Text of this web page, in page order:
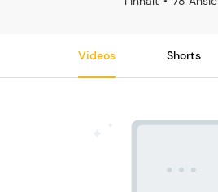
Videos Shorts